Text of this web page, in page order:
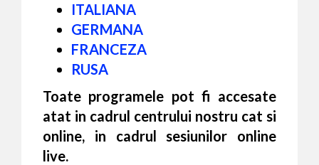
ITALIANA
GERMANA
FRANCEZA
RUSA
Toate programele pot fi accesate
atat in cadrul centrului nostru cat si
online, in cadrul sesiunilor online
live.